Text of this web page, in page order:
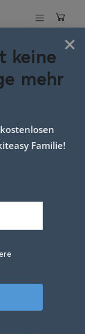
×
keine
mehr
Familie!